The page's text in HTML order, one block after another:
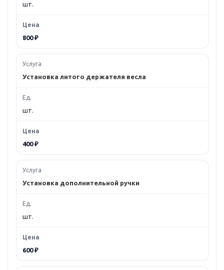
шт.
800 ₽
Установка литого держателя весла
шт.
400 ₽
Установка дополнительной ручки
шт.
600 ₽